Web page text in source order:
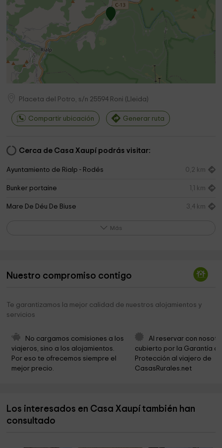
Placeta del Potro, s/n 25594 Roni ( Lleida)
Compartir ubicación Generar ruta
Cerca de Casa Xaupí podrás visitar:
Ayuntamiento de Rialp - Rodés 0,2 km
Bunker portaine 1,1 km
Mare De Déu De Biuse 3,4 km
Capella de Sant Jaume 5,0 km
Fosa común Hostal de Aidí
Ayuntamiento de Sort
MUSEU PRESO CAMI DE LA LLIBERTAT
Iglesia de Sort 6,6 km
Saint Feliu Catholic Church 6,6 km
Más
Nuestro compromiso contigo
Te garantizamos la mejor calidad de nuestros alojamientos y
servicios
No cargamos comisiones a los
viajeros, sino a los alojamientos.
Por eso te ofrecemos siempre el
mejor precio.
Al reservar con
cubierto por la Garantía
Protección al viajero de
CasasRurales.net
Los interesados en Casa Xaupí también han
consultado